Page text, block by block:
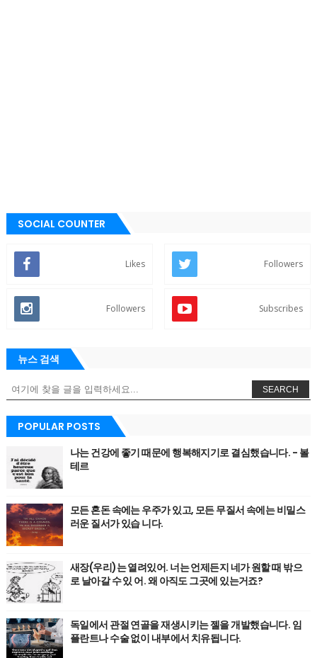
SOCIAL COUNTER
Likes Followers
Followers Subscribes
뉴스 검색
SEARCH
POPULAR POSTS
나는 건강에 좋기 때문에 행복해지기로 결심했습니다. - 볼
테르
모든 혼돈 속에는 우주가 있고, 모든 무질서 속에는 비밀스
러운 질서가 있습 니다.
새장(우리)는 열려있어. 너는 언제든지 네가 원할 때 밖으
로 날아갈 수 있 어. 왜 아직도 그곳에 있는거죠?
독일에서 관절 연골을 재생시키는 젤을 개발했습니다. 임
플란트나 수술 없이 내부에서 치유됩니다.